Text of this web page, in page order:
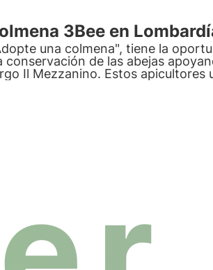
3Bee en
una colmena", tiene la
conservación de las abejas
Il Mezzanino. Estos apicultores